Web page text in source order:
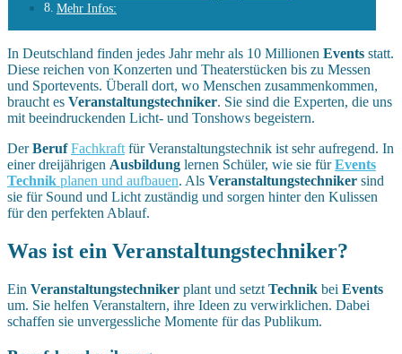
Mehr Infos:
In Deutschland finden jedes Jahr mehr als 10 Millionen Events statt.
Diese reichen von Konzerten und Theaterstücken bis zu Messen
und Sportevents. Überall dort, wo Menschen zusammenkommen,
braucht es Veranstaltungstechniker. Sie sind die Experten, die uns
mit beeindruckenden Licht- und Tonshows begeistern.
DerBeruf Fachkraft für Veranstaltungstechnik ist sehr aufregend. In
einer dreijährigen Ausbildung lernen Schüler, wie sie fürEvents
Technik planen und aufbauen. Als Veranstaltungstechniker sind
sie für Sound und Licht zuständig und sorgen hinter den Kulissen
für den perfekten Ablauf.
Was ist ein Veranstaltungstechniker?
Ein Veranstaltungstechniker plant und setzt Technik bei Events
um. Sie helfen Veranstaltern, ihre Ideen zu verwirklichen. Dabei
schaffen sie unvergessliche Momente für das Publikum.